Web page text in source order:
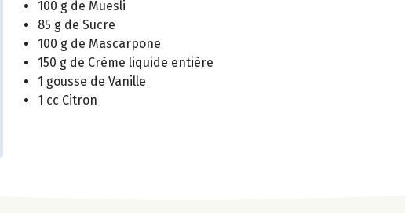
100 g de Muesli
85 g de Sucre
100 g de Mascarpone
150 g de Crème liquide entière
1 gousse de Vanille
1 cc Citron